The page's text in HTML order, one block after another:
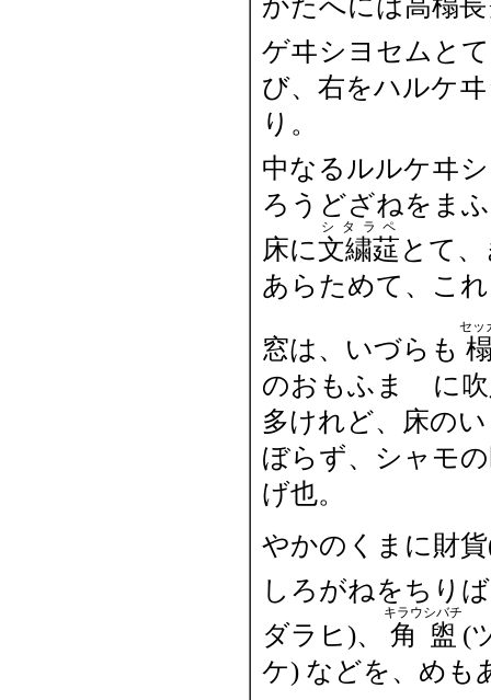
かたへには高榻
ゲヰシヨセムと
び、右をハルケ
り。
中なるルルケヰ
ろうどざねをま
床に文繍莚
シタラペ
とて
あらためて、こ
窓は、いづらも
セッ
のおもふまゝに
多けれど、床の
ぼらず、シャモ
げ也。
やかのくまに財
しろがねをちり
ダラヒ)、
角盥
キラウシバチ
(
ケ) などを、めも